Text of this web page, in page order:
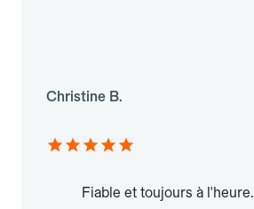
Christine B.
Fiable et toujours à l'heure.